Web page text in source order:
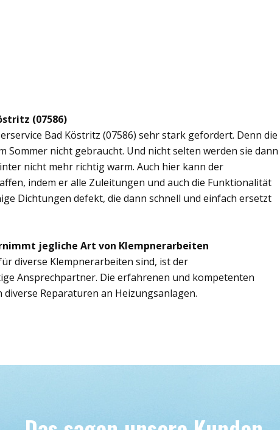
(07586)
Bad Köstritz (07586) sehr stark gefordert. Denn die
Sommer nicht gebraucht. Und nicht selten werden sie dann
nicht mehr richtig warm. Auch hier kann der
indem er alle Zuleitungen und auch die Funktionalität
Dichtungen defekt, die dann schnell und einfach ersetzt
jegliche Art von Klempnerarbeiten
diverse Klempnerarbeiten sind, ist der
Ansprechpartner. Die erfahrenen und kompetenten
Reparaturen an Heizungsanlagen.